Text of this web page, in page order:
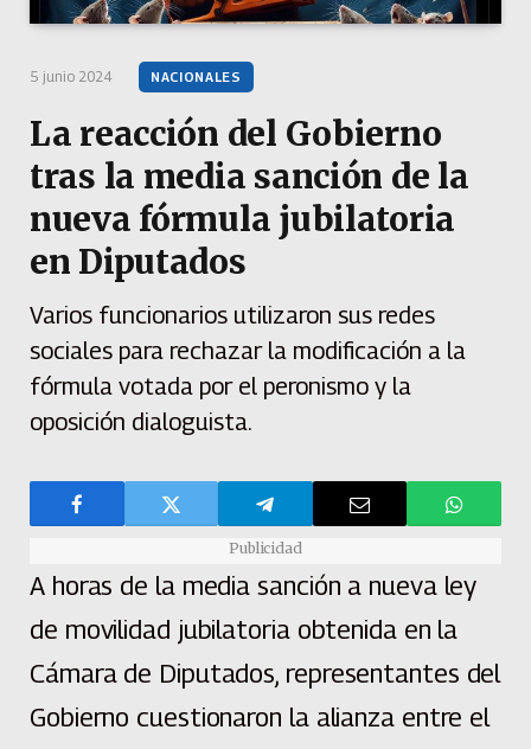
5 junio 2024 NACIONALES
La reacción del Gobierno
tras la media sanción de la
nueva fórmula jubilatoria
en Diputados
Varios funcionarios utilizaron sus redes
sociales para rechazar la modificación a la
fórmula votada por el peronismo y la
oposición dialoguista.
Publicidad
A horas de la media sanción a nueva ley
de movilidad jubilatoria obtenida en la
Cámara de Diputados, representantes del
Gobierno cuestionaron la alianza entre el